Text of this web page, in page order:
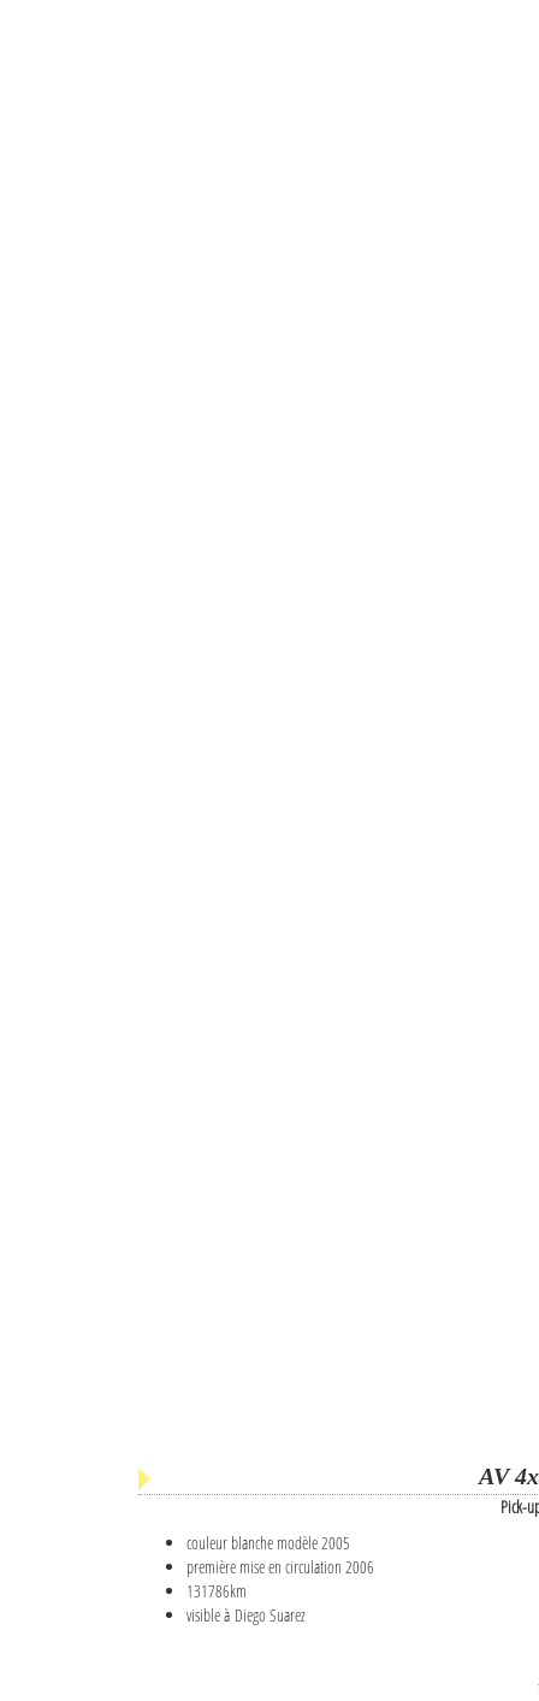
AV
Pick-
couleur blanche modèle 2005
première mise en circulation 2006
131786km
visible à Diego Suarez